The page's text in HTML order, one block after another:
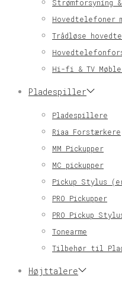
Strømforsyning
Hovedtelefoner
Trådløse
Hi-fi & TV
Pladespiller
Pladespillere
Riaa Forstærkere
MM Pickupper
MC pickupper
Pickup Stylus
PRO Pickupper
PRO Pickup
Tonearme
Tilbehør til
Højttalere